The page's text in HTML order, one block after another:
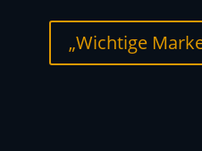
„Wichtige